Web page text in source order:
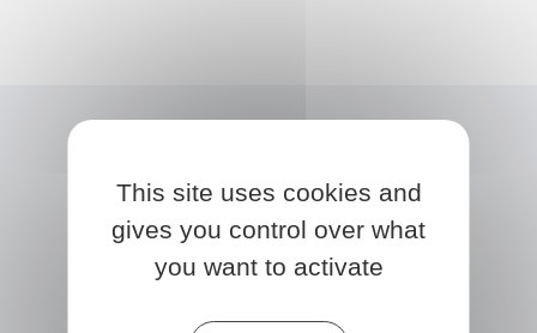
This site uses cookies and
gives you control over what
you want to activate